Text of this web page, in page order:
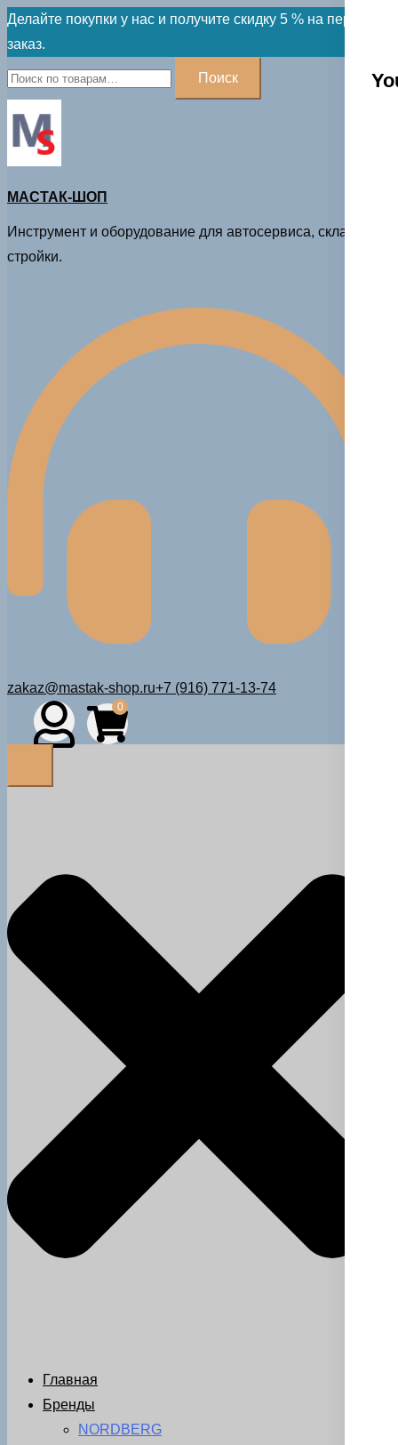
Skip
to
content
Делайте покупки у нас и получите скидку 5 % на первый
заказ.
Искать:
Поиск
МАСТАК-ШОП
Инструмент и оборудование для автосервиса, склада и
стройки.
zakaz@mastak-shop.ru+7 (916) 771-13-74
0
Главная
Бренды
NORDBERG